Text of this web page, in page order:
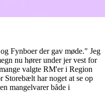
Fynboer der gav møde." Jeg
nu hører under jer vest for
valgte RM'er i Region
Storebælt har noget at se op
mangelvarer både i